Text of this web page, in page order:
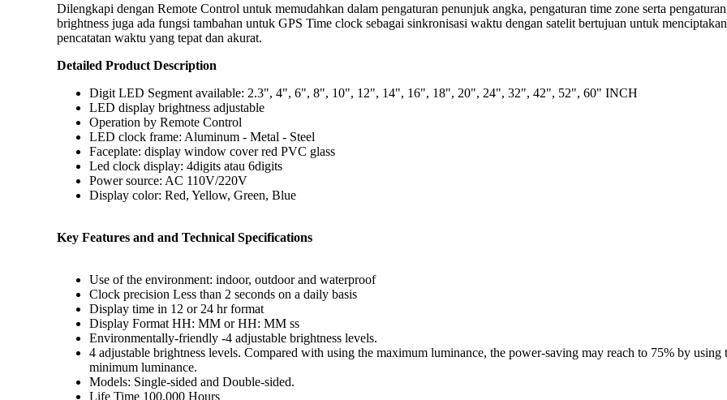
Dilengkapi dengan Remote Control untuk memudahkan dalam pengaturan penunjuk angka, pengaturan time zone serta
brightness juga ada fungsi tambahan untuk GPS Time clock sebagai sinkronisasi waktu dengan satelit bertujuan untuk menciptakan
pencatatan waktu yang tepat dan akurat.
Detailed Product Description
Digit LED Segment available: 2.3", 4", 6", 8", 10", 12", 14", 16", 18", 20", 24", 32", 42", 52", 60" INCH
LED display brightness adjustable
Operation by Remote Control
LED clock frame: Aluminum - Metal - Steel
Faceplate: display window cover red PVC glass
Led clock display: 4digits atau 6digits
Power source: AC 110V/220V
Display color: Red, Yellow, Green, Blue
Key Features and and Technical Specifications
Use of the environment: indoor, outdoor and waterproof
Clock precision Less than 2 seconds on a daily basis
Display time in 12 or 24 hr format
Display Format HH: MM or HH: MM ss
Environmentally-friendly -4 adjustable brightness levels.
4 adjustable brightness levels. Compared with using the maximum luminance, the power-saving may reach to 75% by using
minimum luminance.
Models: Single-sided and Double-sided.
Life Time 100.000 Hours